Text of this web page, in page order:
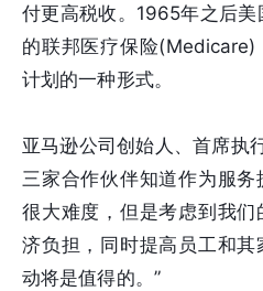
付更高税收。1965年之后
的联邦医疗保险(Medicare)
计划的一种形式。
亚马逊公司创始人、首席执
三家合作伙伴知道作为服
很大难度，但是考虑到我
济负担，同时提高员工和
动将是值得的。”